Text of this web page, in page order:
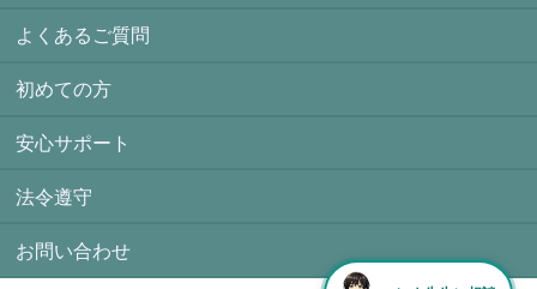
よくあるご質問
初めての方
安心サポート
法令遵守
お問い合わせ